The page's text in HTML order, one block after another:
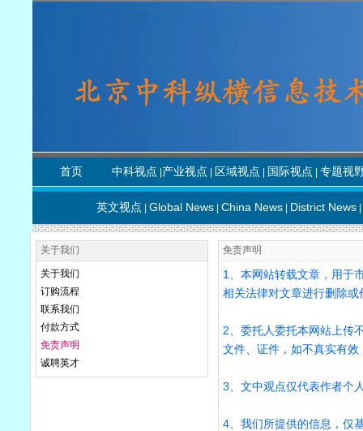
首页 中科视点 产业视点 区域视点 国际视点 专题视
英文视点 Global News China News District News
关于我们
关于我们
订购流程
联系我们
付款方式
免责声明
诚聘英才
免责声明
1、本网站转载文章，用于
相关法律对文章进行删除或
2、委托人委托本网站上传
文件、证件，如不真实有
3、文中观点仅代表作者个
4、我们所提供的信息，仅